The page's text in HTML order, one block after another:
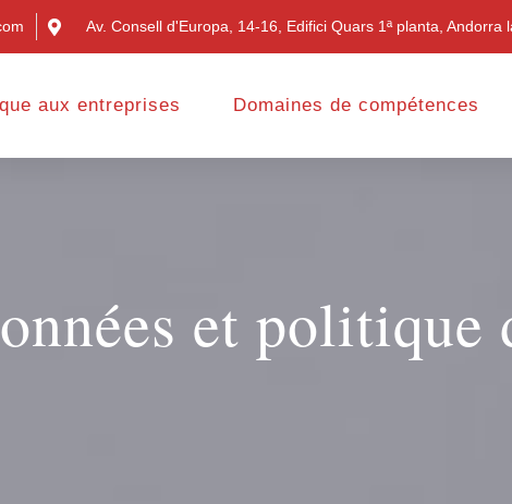
Av. Consell d'Europa, 14-16, Edifici Quars 1ª planta, Andorra
aux entreprises Domaines de compétences
et